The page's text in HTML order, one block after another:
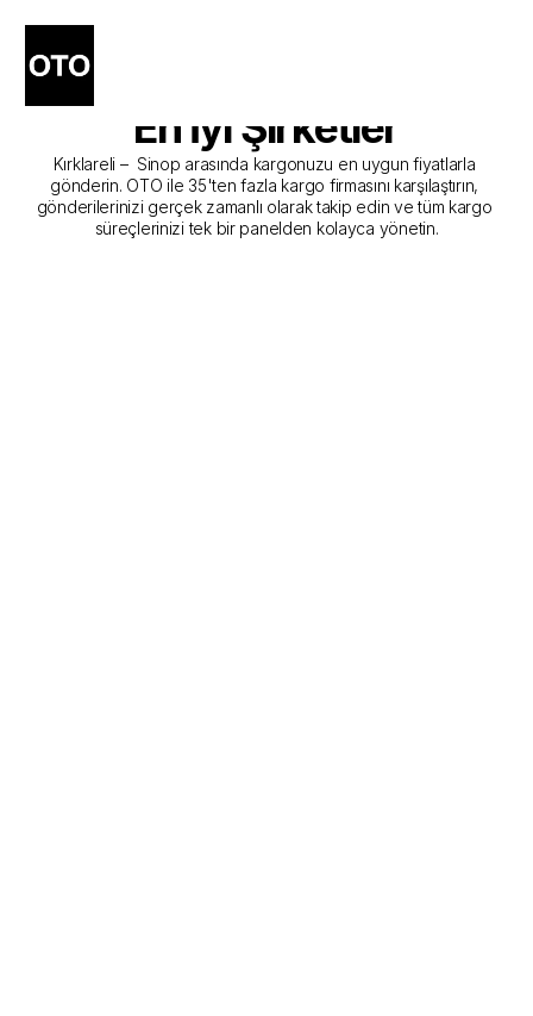
Kırklareli - Sinop Kargo
Gönderim Hizmeti Sunan
En İyi Şirketler
Kırklareli –  Sinop arasında kargonuzu en uygun fiyatlarla
gönderin. OTO ile 35'ten fazla kargo firmasını karşılaştırın,
gönderilerinizi gerçek zamanlı olarak takip edin ve tüm kargo
süreçlerinizi tek bir panelden kolayca yönetin.